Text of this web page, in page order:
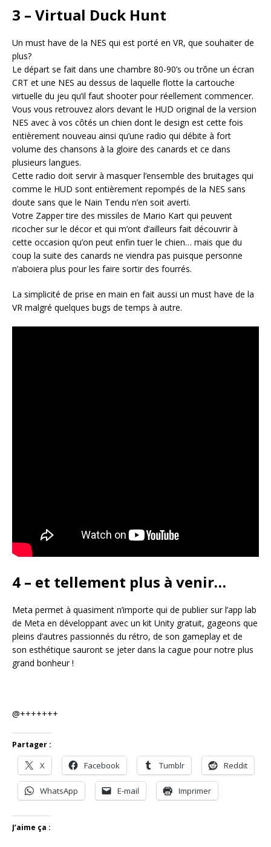
3 – Virtual Duck Hunt
Un must have de la NES qui est porté en VR, que souhaiter de
plus?
Le départ se fait dans une chambre 80-90’s ou trône un écran
CRT et une NES au dessus de laquelle flotte la cartouche
virtuelle du jeu qu’il faut shooter pour réellement commencer.
Vous vous retrouvez alors devant le HUD original de la version
NES avec à vos côtés un chien dont le design est cette fois
entièrement nouveau ainsi qu’une radio qui débite à fort
volume des chansons à la gloire des canards et ce dans
plusieurs langues.
Cette radio doit servir à masquer l’ensemble des bruitages qui
comme le HUD sont entièrement repompés de la NES sans
doute sans que le Nain Tendu n’en soit averti.
Votre Zapper tire des missiles de Mario Kart qui peuvent
ricocher sur le décor et qui m’ont d’ailleurs fait découvrir à
cette occasion qu’on peut enfin tuer le chien… mais que du
coup la suite des canards ne viendra pas puisque personne
n’aboiera plus pour les faire sortir des fourrés.
La simplicité de prise en main en fait aussi un must have de la
VR malgré quelques bugs de temps à autre.
4 – et tellement plus à venir…
Meta permet à quasiment n’importe qui de publier sur l’app lab
de Meta en développant avec un kit Unity gratuit, gageons que
pleins d’autres passionnés du rétro, de son gameplay et de
son esthétique sauront se jeter dans la cague pour notre plus
grand bonheur !
@+++++++
Partager :
X Facebook Tumblr Reddit
WhatsApp E-mail Imprimer
J’aime ça :